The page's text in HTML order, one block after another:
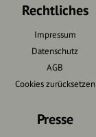
Rechtliches
Impressum
Datenschutz
AGB
Cookies zurücksetzen
Presse